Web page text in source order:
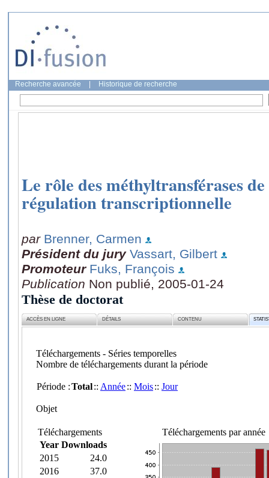
Recherche avancée Historique de recherche
Le rôle des méthyltransférases
régulation transcriptionnelle
par Brenner, Carmen
Président du jury Vassart, Gilbert
Promoteur Fuks, François
Publication Non publié, 2005-01-24
Thèse de doctorat
ACCÈS EN LIGNE DÉTAILS CONTENU